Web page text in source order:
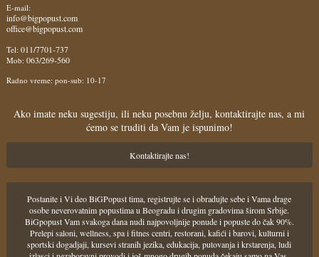
E-mail:
info@bigpopust.com
office@bigpopust.com
Tel: 011/7701-737
Mob: 063/269-560
Radno vreme: pon-sub: 10-17
Ako imate neku sugestiju, ili neku posebnu želju, kontaktirajte nas, a mi
ćemo se truditi da Vam je ispunimo!
Kontaktirajte nas!
Postanite i Vi deo BiGPopust tima, registrujte se i obradujte sebe i Vama drage
osobe neverovatnim popustima u Beogradu i drugim gradovima širom Srbije.
BiGpopust Vam svakoga dana nudi najpovoljnije ponude i popuste do čak 90%.
Prelepi saloni, wellness, spa i fitnes centri, restorani, kafići i barovi, kulturni i
sportski dogadjaji, kursevi stranih jezika, edukacija, putovanja i krstarenja, ludi